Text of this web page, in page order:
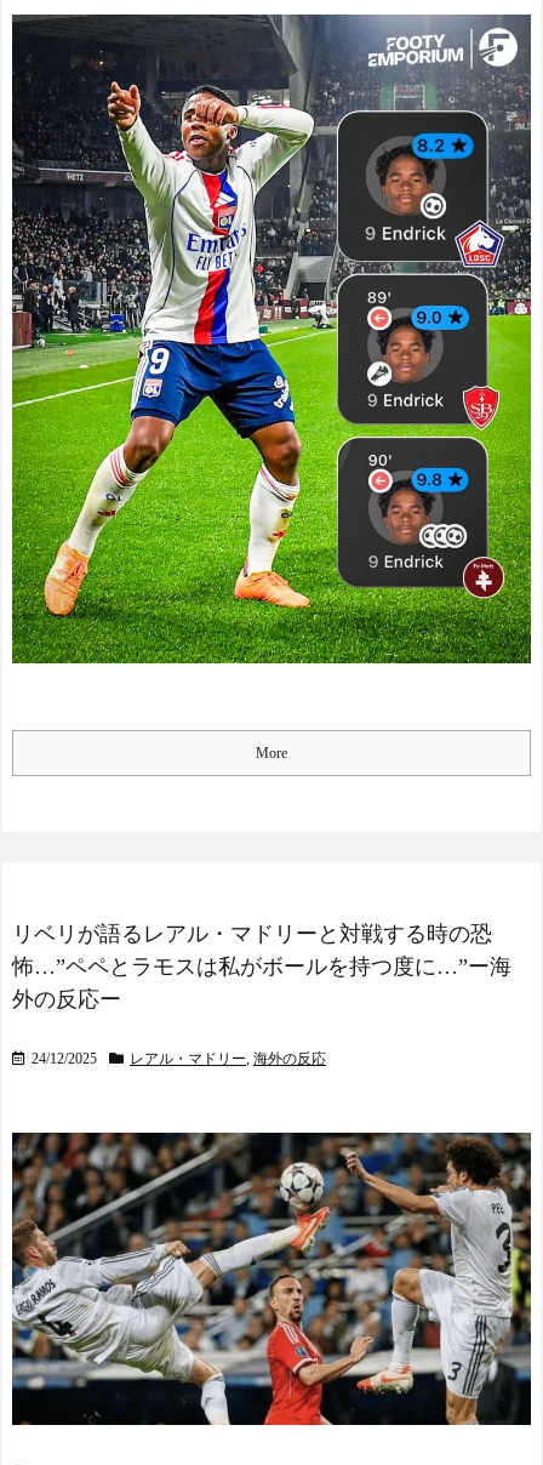
本の”天国”と呼ばれている
場所がこちら・・・」
NEW!
【悲報】甲子園始球式で
インドネシア人高校生が投
げたことに日本人がショッ
クを受ける「たくさんの日
本人が傷ついた」「甲子園
を政治利用するな」←こい
つｗｗｗｗｗ NEW!
◆知ってた遅報◆ 韓国サ
ッカー協会 2011～12年に
国際審判員らを性接待
NEW!
【貯王画像】TWICE・モ
モ、とんでもないえちすぎ
る格好をするｗｗｗｗｗｗ
ｗ NEW!
スマホゲー業界、終わり
の始まり…倒産件数が過去
最多ペース「数億円かけて
も爆ﾀﾋ」 NEW!
【悲報】乃木坂レベルで
もグループ卒業したら三流
タレント扱いになる模
様・・・ NEW!
ちいかわ、想像以上に奥
格に差がある模様 NEW!
本命とは!?【海外の反応】
NEW!
ラジコンのキングタイガ
ーでスズメバチの巣に突撃
ツ戦車が家に来るんだぞ」
ワールドカップ予選におけ
る外国人審判への性接待疑
惑が浮上…よみがえる2002
W杯の悪夢[海外の反応]
NEW!
韓国人「織田信長の安土
城の復元図と建築技術の高
さに韓国人が衝撃！」→
「当時の技術力に言葉を失
う‥」 NEW!
◆残当◆性接待で韓国サ
ッカーのイメージが墜落
幕戦に新フェイスで登場
【ヤニねこ】座り方がス
ラブ人すぎる【海外の反
応】
スペイン代表、16年ぶり
W杯優勝！フェラン・トー
レス決勝ゴールでアルゼン
チンを延長戦の末に撃破！
主将ロドリが大会MVP（関
連まとめ）
海外「面白い！」英雄の
凱旋試合で韓国人が見せた
ユーモアを海外大絶賛！
（海外の反応）
中国人「日本を代表する
飲み物は何？」 中国人
「あの乳酸菌飲料！」「188
4年から続くあれ！」
海外「日本人は何者なん
だ…」 日本の帰宅部の女子
高生たちの本気に世界が驚
愕
◆悲報◆マドリーFWロド
リゴ残留希望もアロンソ監
督はベンチ漬けへ「インド
料理ばかり食ってるから
方」 リュディガー走法で6
0m超爆走、ピッチ横断話題
「ちゃんと速い」
「こんなの見たことない!」
「私の人生の目的が完成」
海外の反応
日の朝には日常に戻ってい
ス大谷、満塁で勝負を避け
られる 敬遠か四球か？！
今シーズンのキャプテン
はMF竹内涼に決定！副キャ
プテンはテセ・六反・河井
の3名に
日本の国宝を見た韓国人
の反応ｗｗｗｗｗｗｗｗｗ
ｗｗｗｗ
More
リベリが語るレアル・マドリーと対戦する時の恐
怖…”ペペとラモスは私がボールを持つ度に…”ー海
外の反応ー
24/12/2025 レアル・マドリー, 海外の反応